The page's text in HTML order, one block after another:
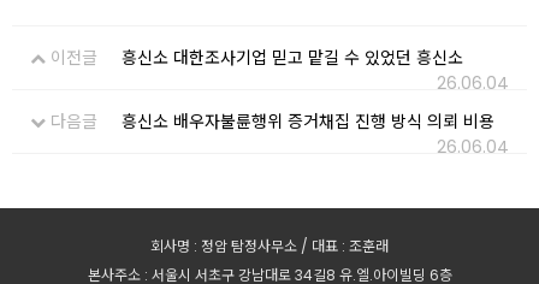
이전글
흥신소 대한조사기업 믿고 맡길 수 있었던 흥신소
26.06.04
다음글
흥신소 배우자불륜행위 증거채집 진행 방식 의뢰 비용
26.06.04
회사명 : 정암 탐정사무소 / 대표 : 조훈래
본사주소 : 서울시 서초구 강남대로 34길8 유.엘.아이빌딩 6층